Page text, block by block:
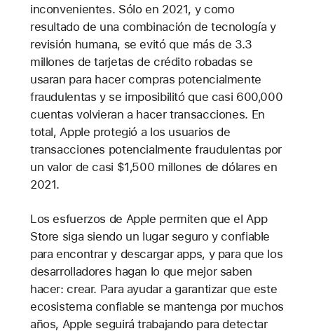
inconvenientes. Sólo en 2021, y como
resultado de una combinación de tecnología y
revisión humana, se evitó que más de 3.3
millones de tarjetas de crédito robadas se
usaran para hacer compras potencialmente
fraudulentas y se imposibilitó que casi 600,000
cuentas volvieran a hacer transacciones. En
total, Apple protegió a los usuarios de
transacciones potencialmente fraudulentas por
un valor de casi $1,500 millones de dólares en
2021.
Los esfuerzos de Apple permiten que el App
Store siga siendo un lugar seguro y confiable
para encontrar y descargar apps, y para que los
desarrolladores hagan lo que mejor saben
hacer: crear. Para ayudar a garantizar que este
ecosistema confiable se mantenga por muchos
años, Apple seguirá trabajando para detectar